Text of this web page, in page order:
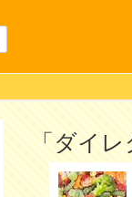
「ダイ